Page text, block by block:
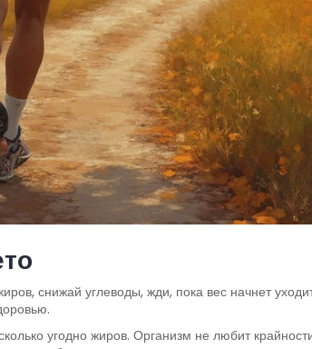
снижай углеводы, жди, пока вес начнет
угодно жиров. Организм не любит